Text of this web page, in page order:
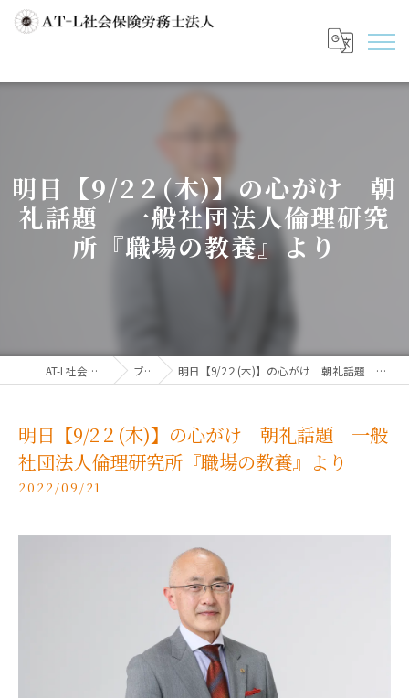
明日【9/2２(木)】の心がけ 朝
礼話題 一般社団法人倫理研究
所『職場の教養』より
AT-L社会保険労務士法人 ブログ 明日【9/2２(木)】の心がけ 朝礼話題 一般社団法人倫理研究所『職場の教養』より
明日【9/2２(木)】の心がけ 朝礼話題 一般
社団法人倫理研究所『職場の教養』より
2022/09/21